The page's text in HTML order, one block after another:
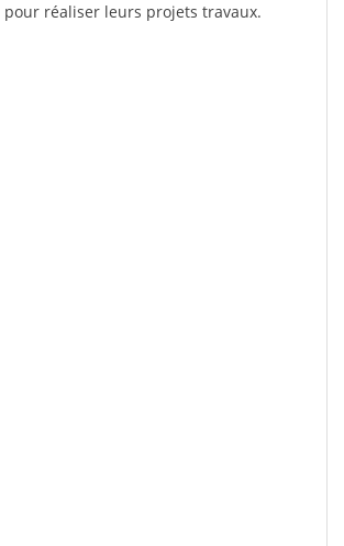
réaliser leurs projets travaux.